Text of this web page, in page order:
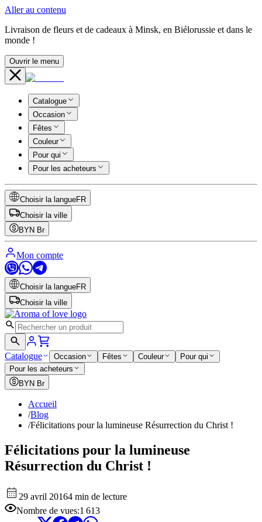
Aller au contenu
Livraison de fleurs et de cadeaux à Minsk, en Biélorussie et dans le
monde !
Ouvrir le menu
Catalogue
Occasion
Fêtes
Couleur
Pour qui
Pour les acheteurs
Choisir la langueFR
Choisir la ville
BYN Br
Mon compte
Choisir la langueFR
Choisir la ville
Catalogue Occasion Fêtes Couleur
Pour qui
Pour les acheteurs
BYN Br
Accueil
/Blog
/Félicitations pour la lumineuse Résurrection du Christ !
Félicitations pour la lumineuse
Résurrection du Christ !
29 avril 20164 min de lecture
Nombre de vues:1 613